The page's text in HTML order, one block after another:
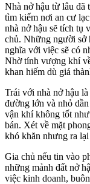
Nhà nở hậu từ lâu đã
tìm kiếm nơi an cư
nhà nở hậu sẽ tích tụ
chủ. Những người sở
nghĩa với việc sẽ có
Nhờ tính vượng khí
khan hiếm dù giá
Trái với nhà nở hậu
đường lớn và nhỏ
vận khí không tốt
bán. Xét về mặt
khó khăn nhưng ra lại
Gia chủ nếu tin vào
những mảnh đất nở
việc kinh doanh,